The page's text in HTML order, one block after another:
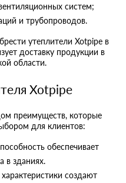
систем;
и трубопроводов.
утеплители Xotpipe в
доставку продукции в
области.
Xotpipe
преимуществ, которые
для клиентов:
обеспечивает
в зданиях.
создают